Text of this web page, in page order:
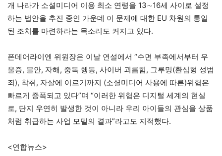
개 나라가 소셜미디어 이용 최소 연령을 13∼16세 사이로 설정
하는 법안을 추진 중인 가운데 이 문제에 대한 EU 차원의 통일
된 조치를 마련하라는 목소리도 커지고 있다.
폰데어라이엔 위원장은 이날 연설에서 “수면 부족에서부터 우
울증, 불안, 자해, 중독 행동, 사이버 괴롭힘, 그루밍(환심형 성범
죄), 착취, 자살에 이르기까지 (소셜미디어 사용에 따른)위험은
빠르게 증폭되고 있다”며 “이러한 위험은 디지털 세계의 현실
로, 단지 우연히 발생한 것이 아니라 우리 아이들의 관심을 상품
처럼 취급하는 사업 모델의 결과”라고도 지적했다.
<연합뉴스>